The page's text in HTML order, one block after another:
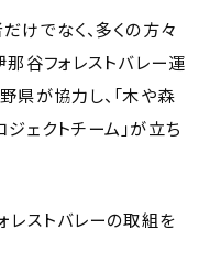
けでなく、多くの方々
那谷フォレストバレー運
県が協力し、「木や森
ェクトチーム」が立ち
レストバレーの取組を